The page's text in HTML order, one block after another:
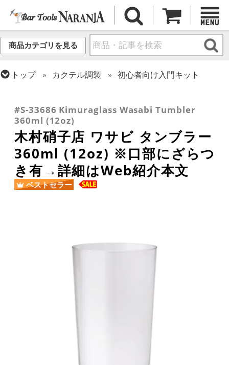
商品カテゴリを見る
トップ カクテル調製
初心者向け入門キット
酒器 (日本酒・焼酎・泡盛)
タンブラー
#S-33686 Kimuraglass Wasabi Tumbler
360ml (12oz)
木村硝子店 ワサビ タンブラー
360ml (12oz) ※口部にざらつ
き有→詳細はWeb紹介本文
ベストセラー